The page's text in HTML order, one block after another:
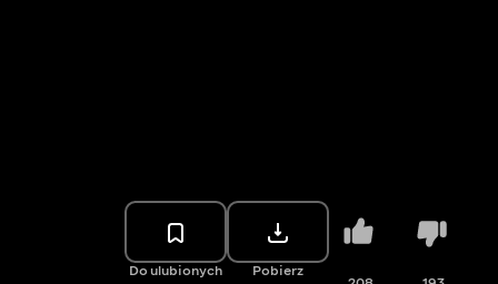
Do ulubionych Pobierz